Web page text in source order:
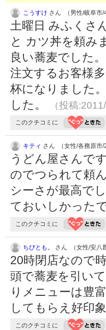
こうすけ さん （男性/岐阜市/
土曜日 みふくさ
と カツ丼を頼み
良い蕎麦でした
注文するお客様
杯になりました
した。
（投稿
このクチコミに
キティ さん （女性/各務原市/
うどん屋さんで
のでつられて頼
シーさが最高で
ておいしかった
このクチコミに
ちびとも。 さん （女性/安八
20時閉店なので
頭で蕎麦を引い
りメニューは豊
してもらえ好印
このクチコミに